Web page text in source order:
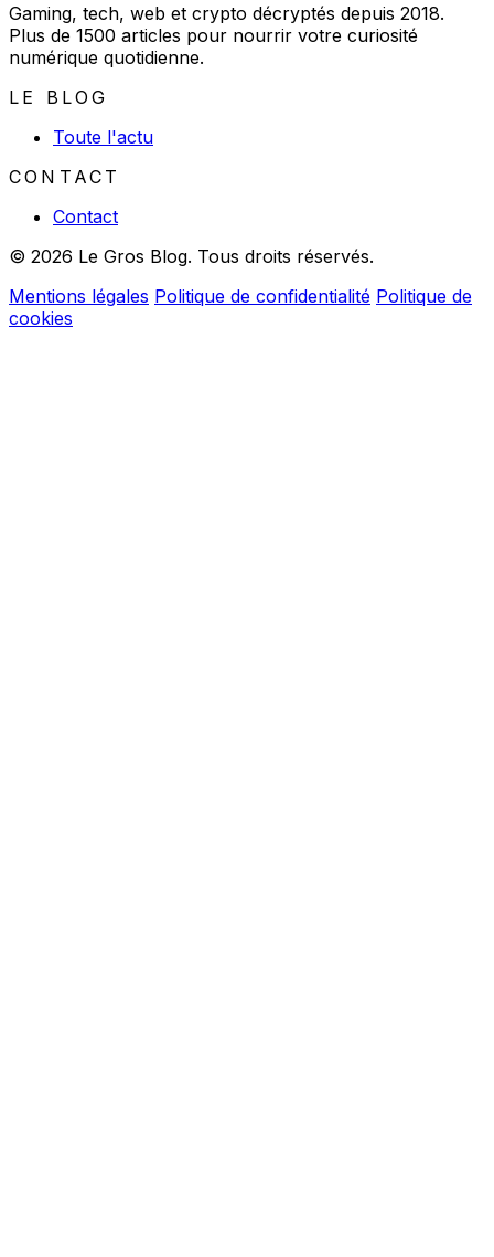
Gaming, tech, web et crypto décryptés depuis 2018.
Plus de 1500 articles pour nourrir votre curiosité
numérique quotidienne.
LE BLOG
Toute l'actu
CONTACT
Contact
© 2026 Le Gros Blog. Tous droits réservés.
Mentions légales Politique de confidentialité Politique de
cookies